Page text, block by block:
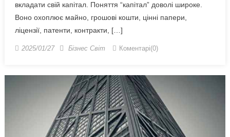
вкладати свій капітал. Поняття “капітал” доволі широке.
Воно охоплює майно, грошові кошти, цінні папери,
ліцензії, патенти, контракти, […]
2025/01/27 Бізнес Світ Коментарі(0)